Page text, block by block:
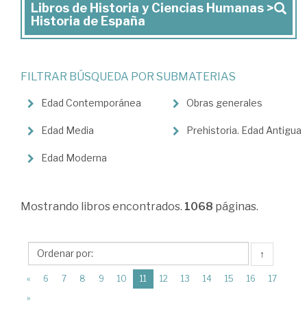
Libros
de
y
Ciencias
>
Historia
España
Libros de Historia y Ciencias Humanas >
Historia de España
FILTRAR BÚSQUEDA POR SUBMATERIAS
Edad Contemporánea
Edad Media
Edad Moderna
Obras generales
Prehistoria. Edad Antigua
Mostrando libros encontrados. 1068 páginas.
↑
« 6 7 8 9 10 11 (current)
12 13 14 15 16
17
»